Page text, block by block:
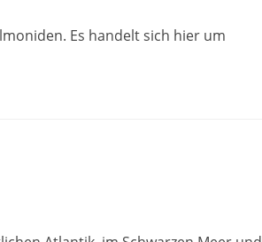
Es handelt sich hier um